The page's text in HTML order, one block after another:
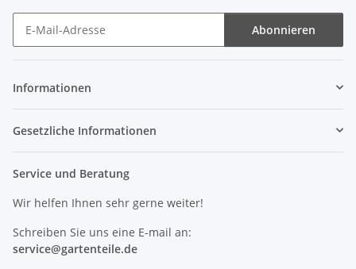
Abonnieren
Informationen
Gesetzliche Informationen
Service und Beratung
Wir helfen Ihnen sehr gerne weiter!
Schreiben Sie uns eine E-mail an:
service@gartenteile.de